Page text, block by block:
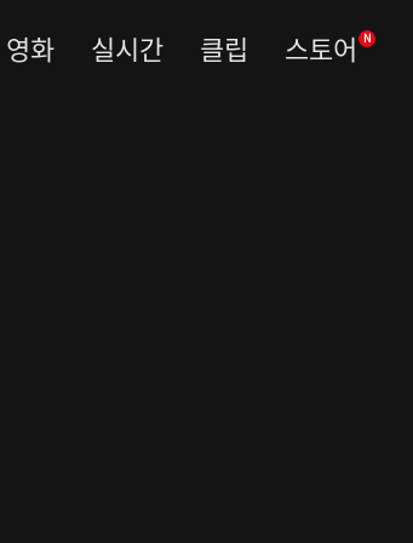
영화 실시간 클립 스토어 N